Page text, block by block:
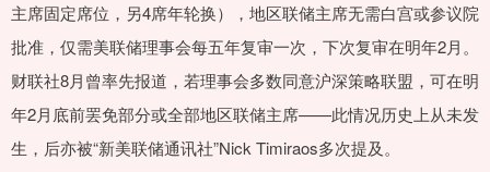
主席固定席位，另4席年轮换），地区联储主席无需白宫或参议院
批准，仅需美联储理事会每五年复审一次，下次复审在明年2月。
财联社8月曾率先报道，若理事会多数同意沪深策略联盟，可在明
年2月底前罢免部分或全部地区联储主席——此情况历史上从未发
生，后亦被“新美联储通讯社”Nick Timiraos多次提及。